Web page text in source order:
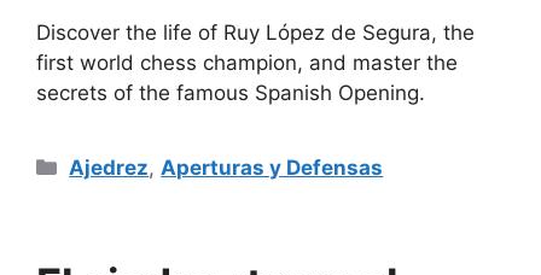
Discover the life of Ruy López de Segura, the
first world chess champion, and master the
secrets of the famous Spanish Opening.
Categorías
Ajedrez, Aperturas y Defensas